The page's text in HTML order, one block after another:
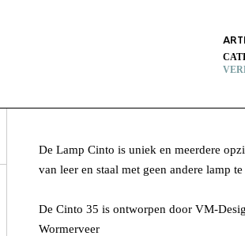
De Lamp Cinto is uniek en meerdere
van leer en staal met geen andere lamp
De Cinto 35 is ontworpen door VM-
Wormerveer